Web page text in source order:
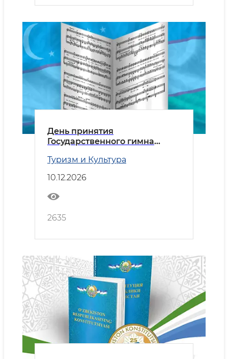
День принятия
Государственного гимна
Туризм и Культура
10.12.2026
2635